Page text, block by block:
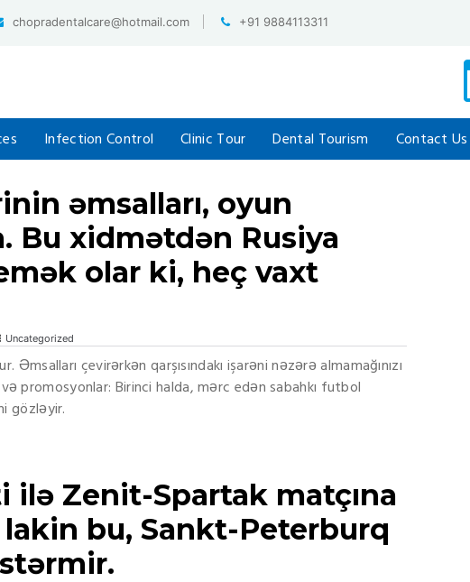
chopradentalcare@hotmail.com +91 9884113311
Infection Control Clinic Tour Dental Tourism Contact Us
əmsalları, oyun
Bu xidmətdən Rusiya
olar ki, heç vaxt
Uncategorized
çevirərkən qarşısındakı işarəni nəzərə almamağınızı
promosyonlar: Birinci halda, mərc edən sabahkı futbol
gözləyir.
Zenit-Spartak matçına
bu, Sankt-Peterburq